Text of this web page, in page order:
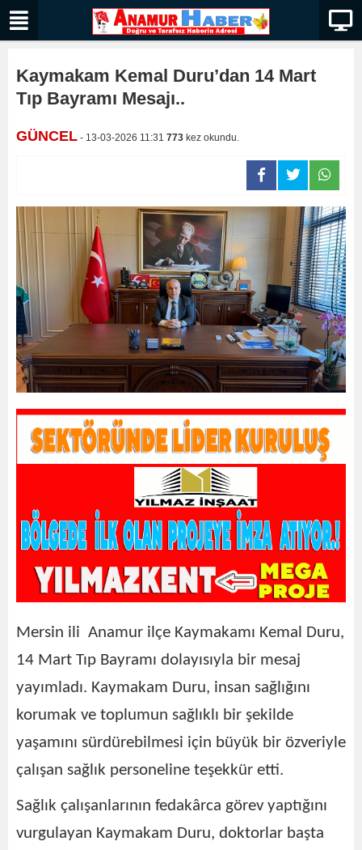
Kaymakam Kemal Duru’dan 14 Mart
Tıp Bayramı Mesajı..
GÜNCEL - 13-03-2026 11:31 773 kez okundu.
Mersin ili Anamur ilçe Kaymakamı Kemal Duru,
14 Mart Tıp Bayramı dolayısıyla bir mesaj
yayımladı. Kaymakam Duru, insan sağlığını
korumak ve toplumun sağlıklı bir şekilde
yaşamını sürdürebilmesi için büyük bir özveriyle
çalışan sağlık personeline teşekkür etti.
Sağlık çalışanlarının fedakârca görev yaptığını
vurgulayan Kaymakam Duru, doktorlar başta